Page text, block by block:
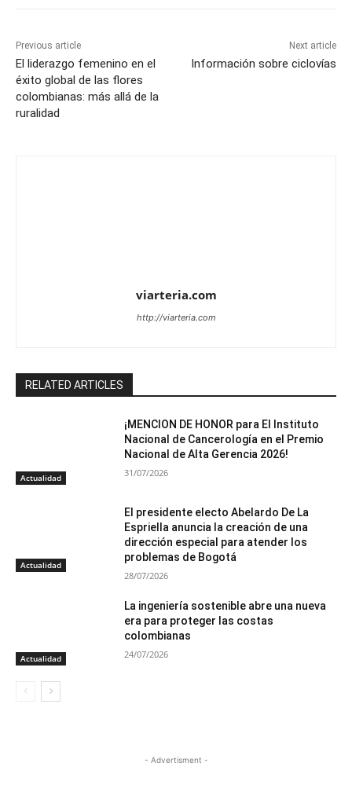
Previous article
El liderazgo femenino en el
éxito global de las flores
colombianas: más allá de la
ruralidad
Next article
Información sobre ciclovías
viarteria.com
http://viarteria.com
RELATED ARTICLES
Actualidad
¡MENCION DE HONOR para El Instituto
Nacional de Cancerología en el Premio
Nacional de Alta Gerencia 2026!
31/07/2026
Actualidad
El presidente electo Abelardo De La
Espriella anuncia la creación de una
dirección especial para atender los
problemas de Bogotá
28/07/2026
Actualidad
La ingeniería sostenible abre una nueva
era para proteger las costas
colombianas
24/07/2026
- Advertisment -